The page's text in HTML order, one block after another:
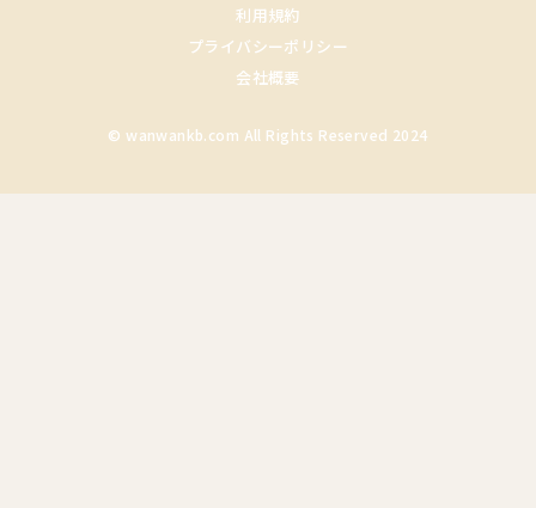
利用規約
プライバシーポリシー
会社概要
© wanwankb.com All Rights Reserved 2024